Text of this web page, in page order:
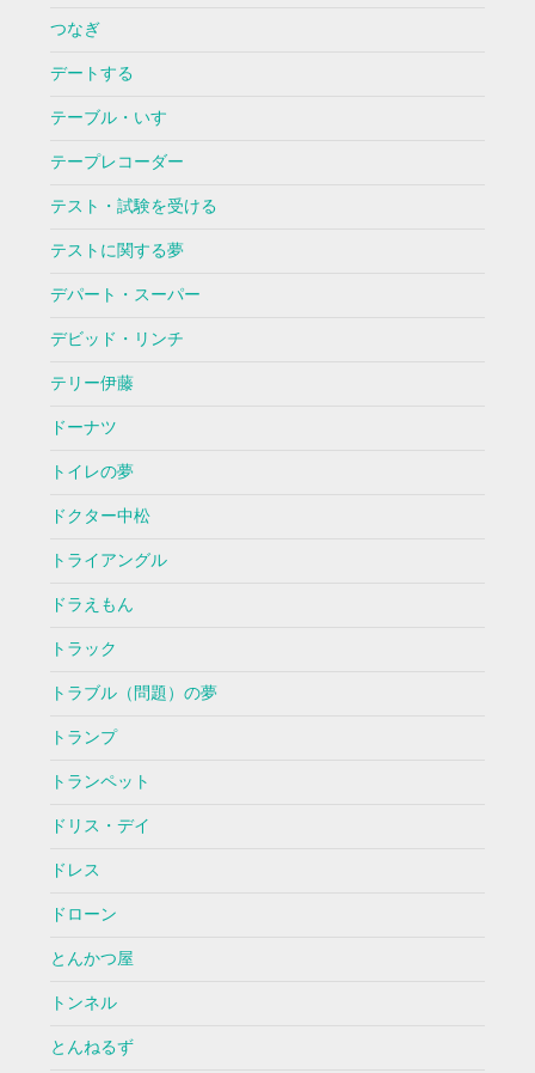
つなぎ
デートする
テーブル・いす
テープレコーダー
テスト・試験を受ける
テストに関する夢
デパート・スーパー
デビッド・リンチ
テリー伊藤
ドーナツ
トイレの夢
ドクター中松
トライアングル
ドラえもん
トラック
トラブル（問題）の夢
トランプ
トランペット
ドリス・デイ
ドレス
ドローン
とんかつ屋
トンネル
とんねるず